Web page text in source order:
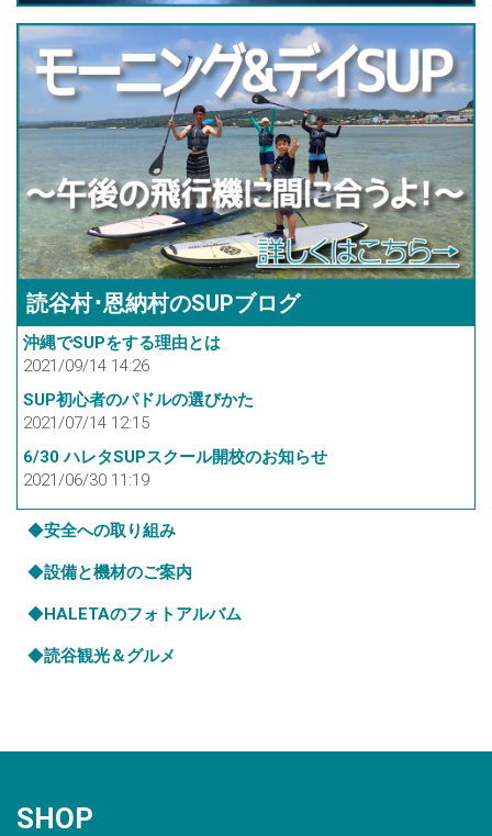
読谷村･恩納村のSUPブログ
沖縄でSUPをする理由とは
2021/09/14 14:26
SUP初心者のパドルの選びかた
2021/07/14 12:15
6/30 ハレタSUPスクール開校のお知らせ
2021/06/30 11:19
◆安全への取り組み
◆設備と機材のご案内
◆HALETAのフォトアルバム
◆読谷観光＆グルメ
SHOP